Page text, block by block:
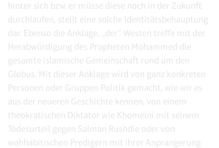
hinter sich bzw. er müsse diese noch in der Zukunft
durchlaufen, stellt eine solche Identitätsbehauptung
dar. Ebenso die Anklage, „der“ Westen treffe mit der
Herabwürdigung des Propheten Mohammed die
gesamte islamische Gemeinschaft rund um den
Globus. Mit dieser Anklage wird von ganz konkreten
Personen oder Gruppen Politik gemacht, wie wir es
aus der neueren Geschichte kennen, von einem
theokratischen Diktator wie Khomeini mit seinem
Todesurteil gegen Salman Rushdie oder von
wahhabitischen Predigern mit ihrer Anprangerung